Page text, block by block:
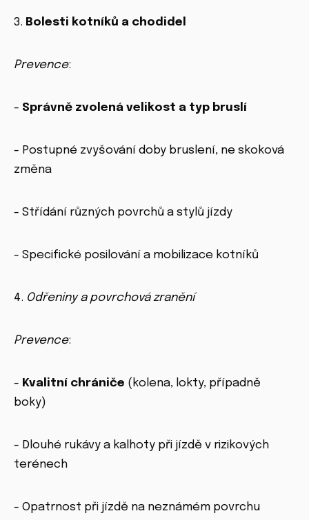
3. Bolesti kotníků a chodidel
Prevence:
- Správně zvolená velikost a typ bruslí
- Postupné zvyšování doby bruslení, ne skoková
změna
- Střídání různých povrchů a stylů jízdy
- Specifické posilování a mobilizace kotníků
4. Odřeniny a povrchová zranění
Prevence:
- Kvalitní chrániče (kolena, lokty, případně
boky)
- Dlouhé rukávy a kalhoty při jízdě v rizikových
terénech
- Opatrnost při jízdě na neznámém povrchu